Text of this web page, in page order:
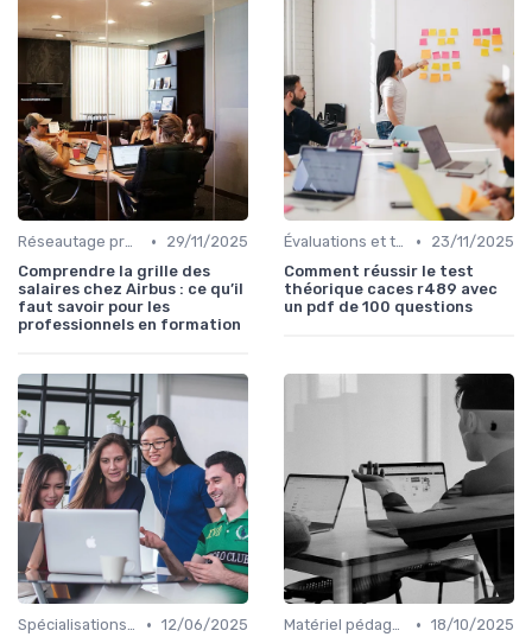
Réseautage professionnel •
29/11/2025
Comprendre la grille des
salaires chez Airbus : ce qu’il
faut savoir pour les
professionnels en formation
Évaluations et tests •
23/11/2025
Comment réussir le test
théorique caces r489 avec
un pdf de 100 questions
Spécialisations sectorielles • 12/06/2025
Matériel pédagogique • 18/10/2025